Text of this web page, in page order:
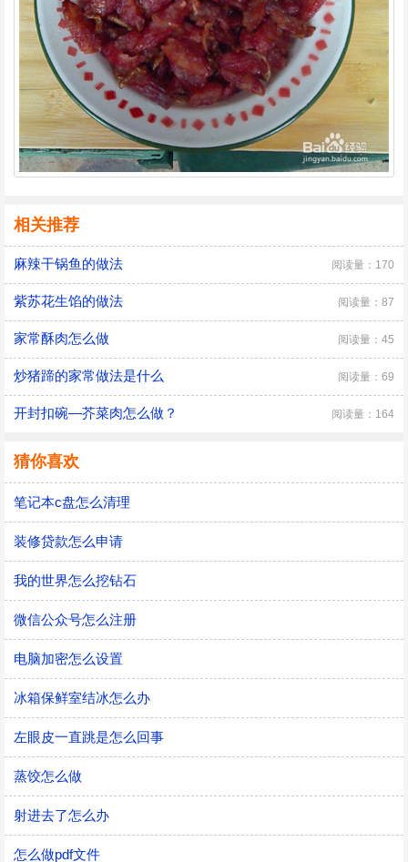
相关推荐
麻辣干锅鱼的做法 阅读量：170
紫苏花生馅的做法 阅读量：87
家常酥肉怎么做 阅读量：45
炒猪蹄的家常做法是什么 阅读量：69
开封扣碗—芥菜肉怎么做？ 阅读量：164
猜你喜欢
笔记本c盘怎么清理
装修贷款怎么申请
我的世界怎么挖钻石
微信公众号怎么注册
电脑加密怎么设置
冰箱保鲜室结冰怎么办
左眼皮一直跳是怎么回事
蒸饺怎么做
射进去了怎么办
怎么做pdf文件